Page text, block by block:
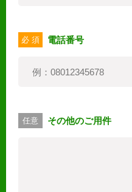
必 須 電話番号
任意 その他のご用件